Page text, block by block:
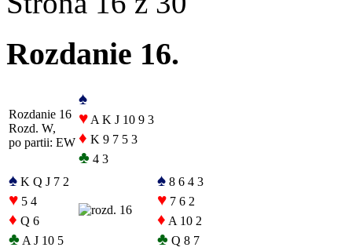
Rozdanie 16.
Rozdanie 16
Rozd. W,
po partii: EW
♠
♥ A K J 10 9 3
♦ K 9 7 5 3
♣ 4 3
♠ K Q J 7 2
♥ 5 4
♦ Q 6
♣ A J 10 5
♠ 8 6 4 3
♥ 7 6 2
♦ A 10 2
♣ Q 8 7